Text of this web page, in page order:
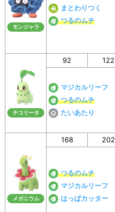
モンジャラ
まとわりつく
つるのムチ
チコリータ
92 122
マジカルリーフ
つるのムチ
たいあたり
メガニウム
168 202
つるのムチ
マジカルリーフ
はっぱカッター